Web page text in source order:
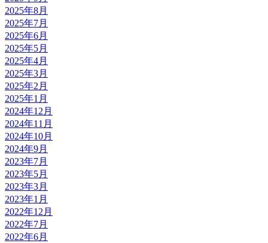
2025年8月
2025年7月
2025年6月
2025年5月
2025年4月
2025年3月
2025年2月
2025年1月
2024年12月
2024年11月
2024年10月
2024年9月
2023年7月
2023年5月
2023年3月
2023年1月
2022年12月
2022年7月
2022年6月